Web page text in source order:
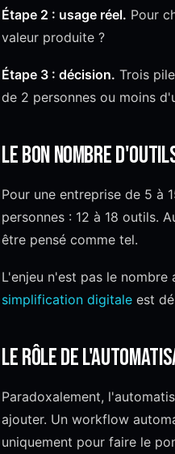
Étape 2 : usage réel. Pour
valeur produite ?
Étape 3 : décision. Trois
de 2 personnes ou moins
Le bon nombre
Pour une entreprise de 5 à
personnes : 12 à 18 outils.
être pensé comme tel.
L'enjeu n'est pas le
simplification digitale est
Le rôle de
Paradoxalement,
ajouter. Un workflow
uniquement pour faire le